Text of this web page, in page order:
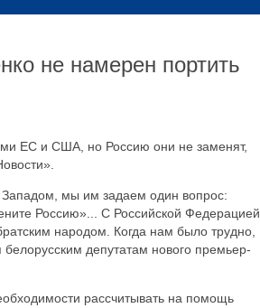
не намерен портить
ЕС и США, но Россию они не заменят,
мы им задаем один вопрос:
Россию»... С Российской Федерацией,
народом. Когда нам было трудно,
депутатам нового премьер-
рассчитывать на помощь